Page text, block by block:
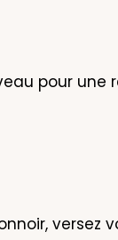
pour
versez